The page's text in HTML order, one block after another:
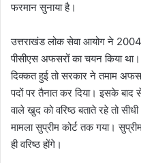
फरमान सुनाया है।
उत्तराखंड लोक सेवा आयोग ने 2004
पीसीएस अफसरों का चयन किया
दिक्कत हुई तो सरकार ने तमाम
पदों पर तैनात कर दिया। इसके बाद से
वाले खुद को वरिष्ठ बताते रहे तो
मामला सुप्रीम कोर्ट तक गया।
ही वरिष्ठ होंगे।